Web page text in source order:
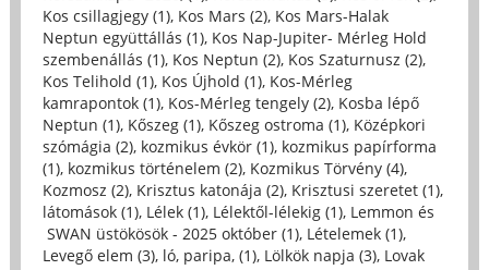
Kos csillagjegy (1), Kos Mars (2), Kos Mars-Halak
Neptun együttállás (1), Kos Nap-Jupiter- Mérleg Hold
szembenállás (1), Kos Neptun (2), Kos Szaturnusz (2),
Kos Telihold (1), Kos Újhold (1), Kos-Mérleg
kamrapontok (1), Kos-Mérleg tengely (2), Kosba lépő
Neptun (1), Kőszeg (1), Kőszeg ostroma (1), Középkori
szómágia (2), kozmikus évkör (1), kozmikus papírforma
(1), kozmikus történelem (2), Kozmikus Törvény (4),
Kozmosz (2), Krisztus katonája (2), Krisztusi szeretet (1),
látomások (1), Lélek (1), Lélektől-lélekig (1), Lemmon és
SWAN üstökösök - 2025 október (1), Lételemek (1),
Levegő elem (3), ló, paripa, (1), Lölkök napja (3), Lovak